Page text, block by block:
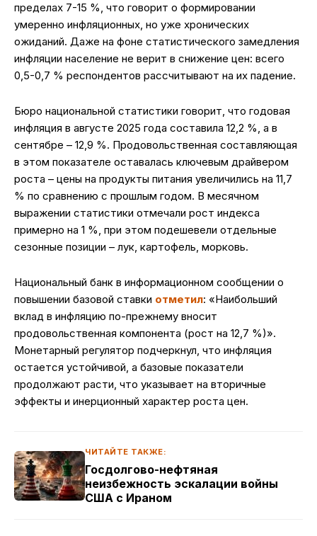
пределах 7-15 %, что говорит о формировании
умеренно инфляционных, но уже хронических
ожиданий. Даже на фоне статистического замедления
инфляции население не верит в снижение цен: всего
0,5-0,7 % респондентов рассчитывают на их падение.
Бюро национальной статистики говорит, что годовая
инфляция в августе 2025 года составила 12,2 %, а в
сентябре – 12,9 %. Продовольственная составляющая
в этом показателе оставалась ключевым драйвером
роста – цены на продукты питания увеличились на 11,7
% по сравнению с прошлым годом. В месячном
выражении статистики отмечали рост индекса
примерно на 1 %, при этом подешевели отдельные
сезонные позиции – лук, картофель, морковь.
Национальный банк в информационном сообщении о
повышении базовой ставки отметил: «Наибольший
вклад в инфляцию по-прежнему вносит
продовольственная компонента (рост на 12,7 %)».
Монетарный регулятор подчеркнул, что инфляция
остается устойчивой, а базовые показатели
продолжают расти, что указывает на вторичные
эффекты и инерционный характер роста цен.
ЧИТАЙТЕ ТАКЖЕ:
Госдолгово-нефтяная
неизбежность эскалации войны
США с Ираном